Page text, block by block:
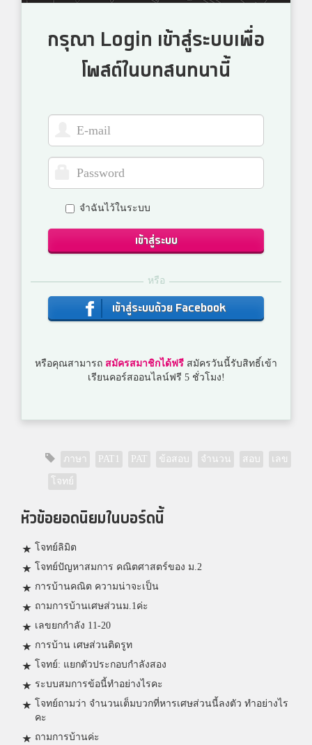
กรุณา Login เข้าสู่ระบบเพื่อ
โพสต์ในบทสนทนานี้
จำฉันไว้ในระบบ
เข้าสู่ระบบ
หรือ
เข้าสู่ระบบด้วย Facebook
หรือคุณสามารถ สมัครสมาชิกได้ฟรี สมัครวันนี้รับสิทธิ์เข้า
เรียนคอร์สออนไลน์ฟรี 5 ชั่วโมง!
ภาษา PAT1 PAT ข้อสอบ จำนวน สอบ เลข
โจทย์
หัวข้อยอดนิยมในบอร์ดนี้
โจทย์ลิมิต
โจทย์ปัญหาสมการ คณิตศาสตร์ของ ม.2
การบ้านคณิต ความน่าจะเป็น
ถามการบ้านเศษส่วนม.1ค่ะ
เลขยกกำลัง 11-20
การบ้าน เศษส่วนติดรูท
โจทย์: แยกตัวประกอบกำลังสอง
ระบบสมการข้อนี้ทำอย่างไรคะ
โจทย์ถามว่า จำนวนเต็มบวกที่หารเศษส่วนนี้ลงตัว ทำอย่างไร
คะ
ถามการบ้านค่ะ